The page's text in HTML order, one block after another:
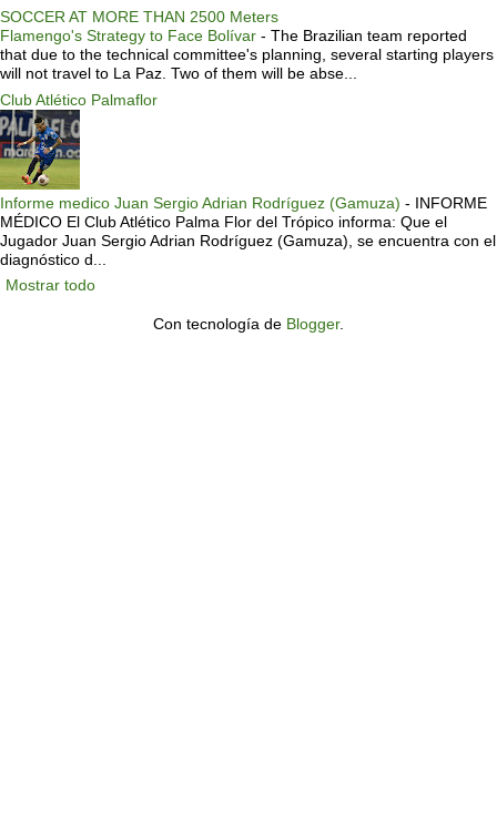
SOCCER AT MORE THAN 2500 Meters
Flamengo's Strategy to Face Bolívar - The Brazilian team reported
that due to the technical committee's planning, several starting players
will not travel to La Paz. Two of them will be abse...
Club Atlético Palmaflor
Informe medico Juan Sergio Adrian Rodríguez (Gamuza) - INFORME
MÉDICO El Club Atlético Palma Flor del Trópico informa: Que el
Jugador Juan Sergio Adrian Rodríguez (Gamuza), se encuentra con el
diagnóstico d...
Mostrar todo
Con tecnología de Blogger.